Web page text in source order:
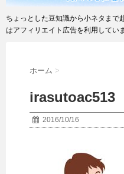
ちょっとした豆知識から小ネタまで
はアフィリエイト広告を利用してい
ホーム >
irasutoac513
2016/10/16